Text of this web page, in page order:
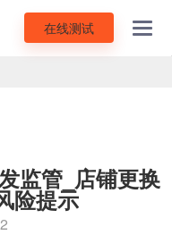
在线测试
监管_店铺更换
险提示